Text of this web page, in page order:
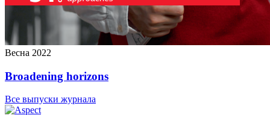
Весна 2022
Broadening horizons
Все выпуски журнала